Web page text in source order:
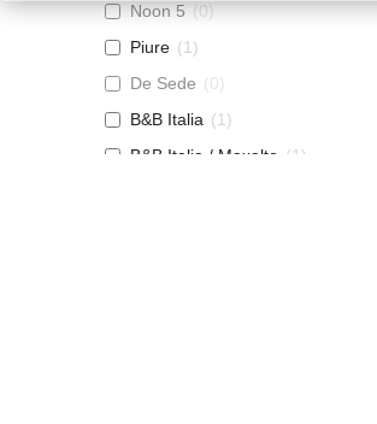
Noon 5 (0)
Piure (1)
De Sede (0)
B&B Italia (1)
B&B Italia / Maxalto (1 )